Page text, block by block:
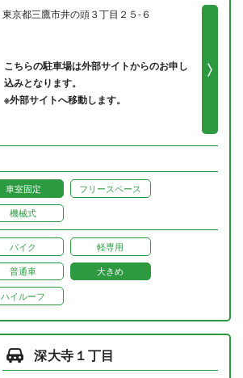
東京都三鷹市井の頭３丁目２５‐６
こちらの駐車場は外部サイトからのお申し
込みとなります。
※外部サイトへ移動します。
車室固定 フリースペース
機械式
バイク 軽専用
普通車 大きめ
ハイルーフ
深大寺１丁目